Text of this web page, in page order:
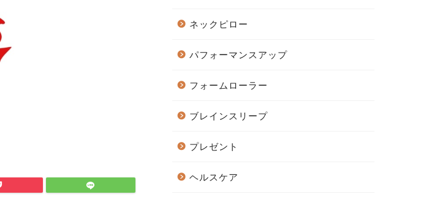
ネックピロー
パフォーマンスアップ
フォームローラー
ブレインスリープ
プレゼント
ヘルスケア